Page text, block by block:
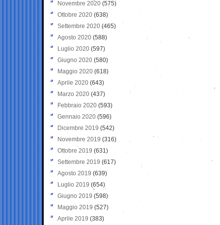
Novembre 2020 (575)
Ottobre 2020 (638)
Settembre 2020(465)
Agosto 2020 (588)
Luglio 2020 (597)
Giugno 2020 (580)
Maggio 2020 (618)
Aprile 2020 (643)
Marzo 2020 (437)
Febbraio 2020 (593)
Gennaio 2020 (596)
Dicembre 2019 (542)
Novembre 2019 (316)
Ottobre 2019 (631)
Settembre 2019 (617)
Agosto 2019 (639)
Luglio 2019 (654)
Giugno 2019 (598)
Maggio 2019 (527)
Aprile 2019 (383)